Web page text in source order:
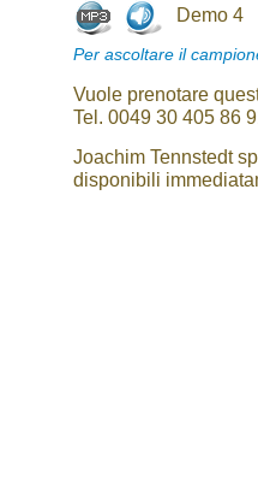
Demo 4
Per ascoltare il
Vuole prenotare
Tel. 0049 30 405 86
Joachim Tennstedt
disponibili